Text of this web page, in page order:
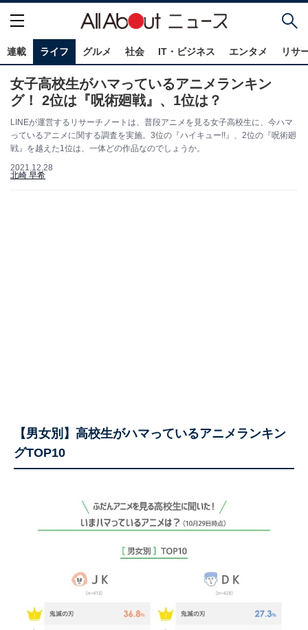
連載 ライフ グルメ 社会 IT・ビジネス エンタメ リサ
女子高校生がハマっているアニメランキン
グ！ 2位は『呪術廻戦』、1位は？
LINEが運営するリサーチノートは、普段アニメを見る女子高校生に、今ハマ
っているアニメに関する調査を実施。3位の『ハイキュー!!』、2位の『呪術廻
戦』を越えた1位は、一体どの作品なのでしょうか。
2021.12.28
北崎 早希
【男女別】高校生がハマっているアニメランキン
グTOP10